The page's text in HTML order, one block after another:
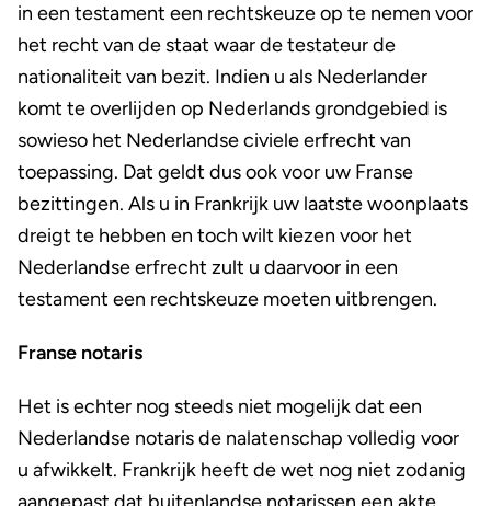
in een testament een rechtskeuze op te nemen voor
het recht van de staat waar de testateur de
nationaliteit van bezit. Indien u als Nederlander
komt te overlijden op Nederlands grondgebied is
sowieso het Nederlandse civiele erfrecht van
toepassing. Dat geldt dus ook voor uw Franse
bezittingen. Als u in Frankrijk uw laatste woonplaats
dreigt te hebben en toch wilt kiezen voor het
Nederlandse erfrecht zult u daarvoor in een
testament een rechtskeuze moeten uitbrengen.
Franse notaris
Het is echter nog steeds niet mogelijk dat een
Nederlandse notaris de nalatenschap volledig voor
u afwikkelt. Frankrijk heeft de wet nog niet zodanig